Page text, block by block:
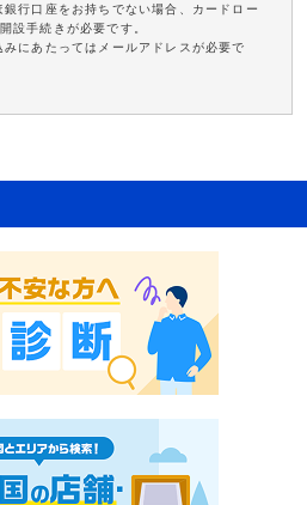
行口座をお持ちでない場合、カードロー
設手続きが必要です。
にあたってはメールアドレスが必要で